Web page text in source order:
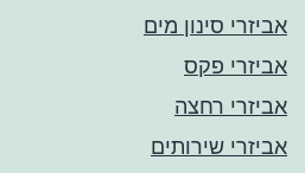
אביזרי סינון מים
אביזרי פקס
אביזרי רחצה
אביזרי שירותים